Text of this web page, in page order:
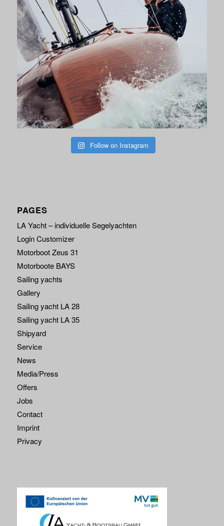
Follow on Instagram
PAGES
LA Yacht – individuelle Segelyachten
Login Customizer
Motorboot Zeus 31
Motorboote BAYS
Sailing yachts
Gallery
Sailing yacht LA 28
Sailing yacht LA 35
Shipyard
Service
News
Media/Press
Offers
Jobs
Contact
Imprint
Privacy